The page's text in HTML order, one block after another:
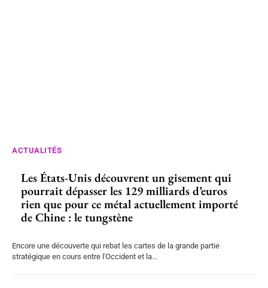
ACTUALITÉS
Les États-Unis découvrent un gisement qui
pourrait dépasser les 129 milliards d’euros
rien que pour ce métal actuellement importé
de Chine : le tungstène
Encore une découverte qui rebat les cartes de la grande partie
stratégique en cours entre l'Occident et la...